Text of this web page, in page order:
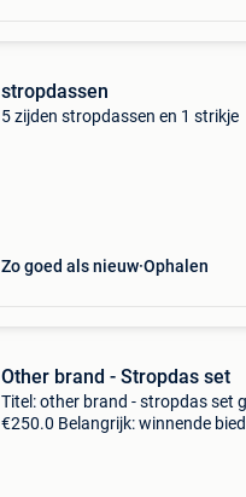
stropdassen
5 zijden stropdassen en 1 strikje
Zo goed als nieuw Ophalen
Other brand - Stropdas set
Titel: other brand - stropdas set
€250.0 Belangrijk: winnende